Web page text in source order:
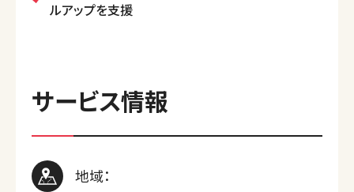
ルアップを支援
サービス情報
地域：